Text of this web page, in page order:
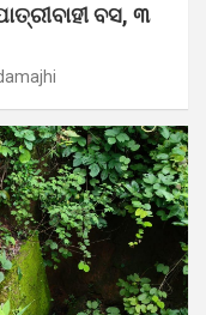
ବସ, ୩